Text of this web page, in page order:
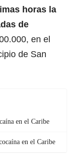
horas la
de
en el
de San
en el Caribe
en el Caribe